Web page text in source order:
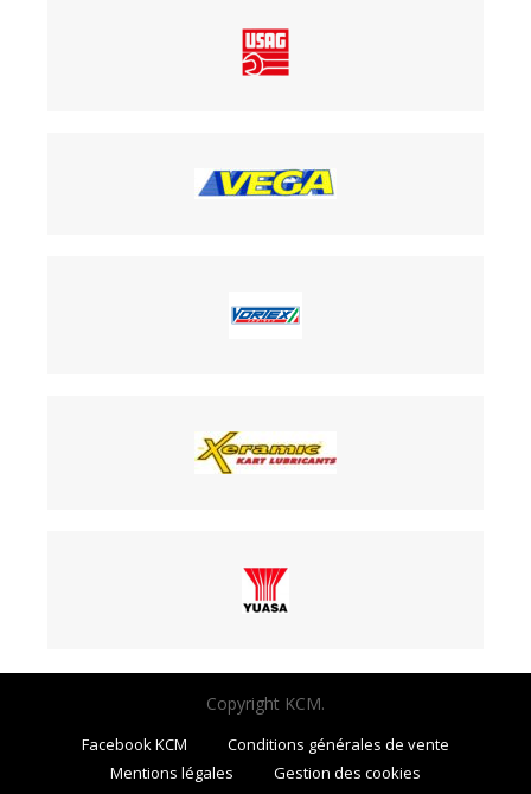
Copyright KCM.
Facebook KCM
Conditions générales de vente
Mentions légales
Gestion des cookies